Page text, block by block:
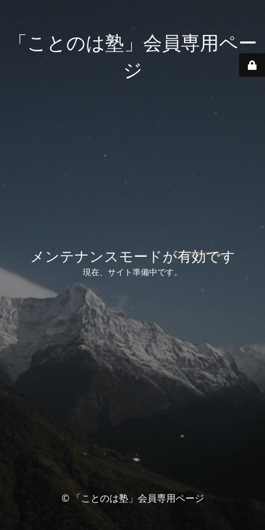
「ことのは塾」会員専用ペー
ジ
メンテナンスモードが有効です
現在、サイト準備中です。
© 「ことのは塾」会員専用ページ